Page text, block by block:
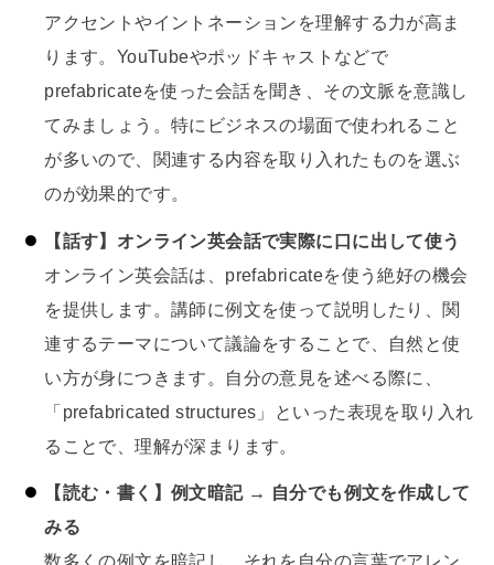
アクセントやイントネーションを理解する力が高ま
ります。YouTubeやポッドキャストなどで
prefabricateを使った会話を聞き、その文脈を意識し
てみましょう。特にビジネスの場面で使われること
が多いので、関連する内容を取り入れたものを選ぶ
のが効果的です。
【話す】オンライン英会話で実際に口に出して使う
オンライン英会話は、prefabricateを使う絶好の機会
を提供します。講師に例文を使って説明したり、関
連するテーマについて議論をすることで、自然と使
い方が身につきます。自分の意見を述べる際に、
「prefabricated structures」といった表現を取り入れ
ることで、理解が深まります。
【読む・書く】例文暗記 → 自分でも例文を作成して
みる
数多くの例文を暗記し、それを自分の言葉でアレン